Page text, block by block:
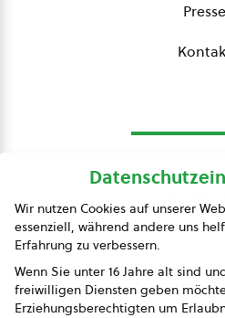
Presse
Presse
Wir nutzen Cookies auf unserer
essenziell, während andere uns
Erfahrung zu verbessern.
Wenn Sie unter 16 Jahre alt sind
freiwilligen Diensten geben
Erziehungsberechtigten um